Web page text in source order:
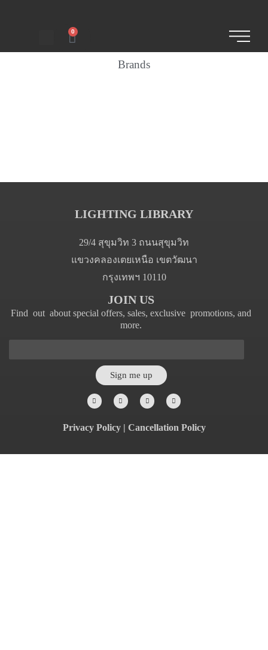
0
Brands
LIGHTING LIBRARY
29/4 สุขุมวิท 3 ถนนสุขุมวิท
แขวงคลองเตยเหนือ เขตวัฒนา
กรุงเทพฯ 10110
JOIN US
Find out about special offers, sales, exclusive promotions, and
more.
Sign me up
Privacy Policy| Cancellation Policy